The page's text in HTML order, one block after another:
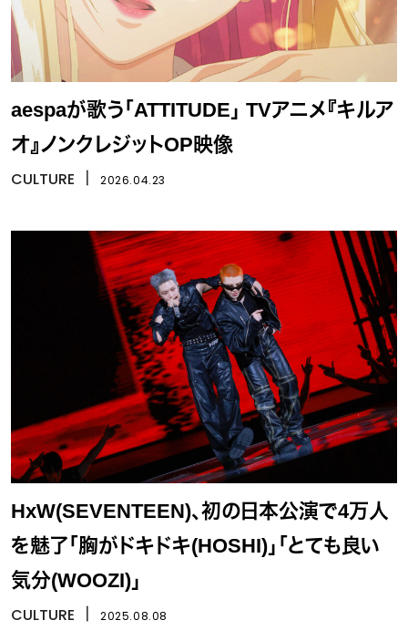
aespaが歌う「ATTITUDE」 TVアニメ『キルア
オ』ノンクレジットOP映像
CULTURE 2026.04.23
HxW(SEVENTEEN)、初の日本公演で4万人
を魅了「胸がドキドキ(HOSHI)」「とても良い
気分(WOOZI)」
CULTURE 2025.08.08